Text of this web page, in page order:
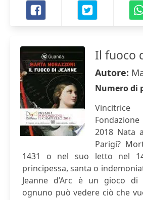
Il fuoco
Autore:
Numero di
2018 Nata
Parigi?
1431 o nel suo letto nel
principessa, santa o
Jeanne d’Arc è un gioco
ognuno può vedere ciò che